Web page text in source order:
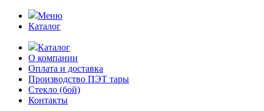
Меню
Каталог
Каталог
О компании
Оплата и доставка
Производство ПЭТ тары
Стекло (бой)
Контакты